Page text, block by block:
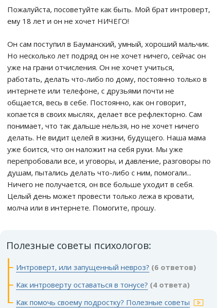
Пожалуйста, посоветуйте как быть. Мой брат интроверт,
ему 18 лет и он не хочет НИЧЕГО!
Он сам поступил в Бауманский, умный, хороший мальчик.
Но несколько лет подряд он не хочет ничего, сейчас он
уже на грани отчисления. Он не хочет учиться,
работать, делать что-либо по дому, постоянно только в
интернете или телефоне, с друзьями почти не
общается, весь в себе. Постоянно, как он говорит,
копается в своих мыслях, делает все рефлекторно. Сам
понимает, что так дальше нельзя, но не хочет ничего
делать. Не видит целей в жизни, будущего. Наша мама
уже боится, что он наложит на себя руки. Мы уже
перепробовали все, и уговоры, и давление, разговоры по
душам, пытались делать что-либо с ним, помогали...
Ничего не получается, он все больше уходит в себя.
Целый день может провести только лежа в кровати,
молча или в интернете. Помогите, прошу.
Полезные советы психологов:
Интроверт, или запущенный невроз? (6 ответов)
Как интроверту оставаться в тонусе? (4 ответа)
Как помочь своему подростку? Полезные советы